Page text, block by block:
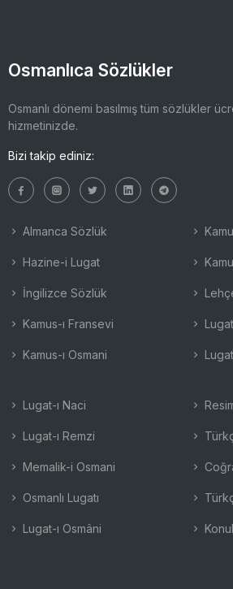
Osmanlıca Sözlükler
Osmanlı dönemi basılmış tüm sözlükler
hizmetinizde.
Bizi takip ediniz:
Almanca Sözlük
Hazine-i Lugat
İngilizce Sözlük
Kamus-ı Fransevi
Kamus-ı Osmani
Lugat-ı Naci
Lugat-ı Remzi
Memalik-i Osmani
Osmanlı Lugatı
Lugat-ı Osmâni